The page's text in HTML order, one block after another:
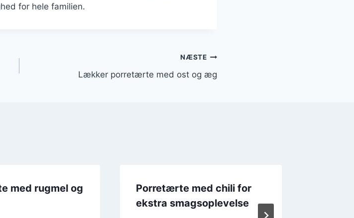
for hele familien.
NÆSTE
Lækker porretærte med ost og æg
med rugmel og
Porretærte med chili for
ekstra smagsoplevelse